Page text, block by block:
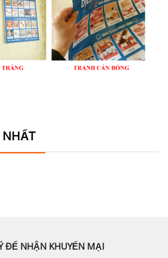
ĐỂ NHẬN KHUYẾN MẠI